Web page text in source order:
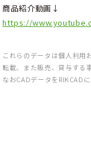
商品紹介動画↓
https://
これらのデータは個人利用
転載、また販売、貸与する
なおCADデータをRIKCAD